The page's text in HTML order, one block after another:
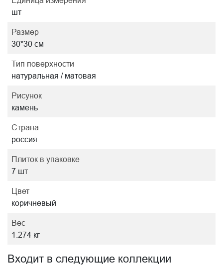
шт
Размер
30*30 см
Тип поверхности
натуральная / матовая
Рисунок
камень
Страна
россия
Плиток в упаковке
7 шт
Цвет
коричневый
Вес
1.274 кг
Входит в следующие коллекции